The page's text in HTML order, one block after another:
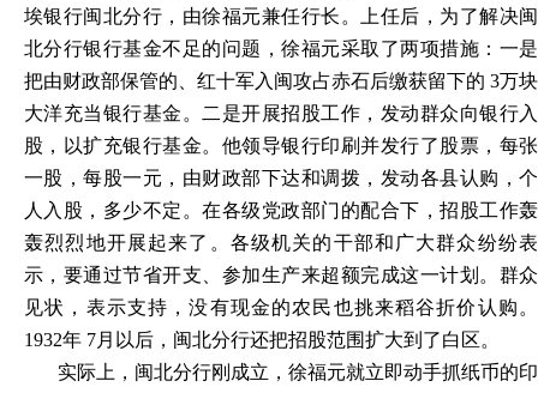
埃银行闽北分行，由徐福元兼任行长。上任后，为了解决闽
北分行银行基金不足的问题，徐福元采取了两项措施：一是
把由财政部保管的、红十军入闽攻占赤石后缴获留下的 3万块
大洋充当银行基金。二是开展招股工作，发动群众向银行入
股，以扩充银行基金。他领导银行印刷并发行了股票，每张
一股，每股一元，由财政部下达和调拨，发动各县认购，个
人入股，多少不定。在各级党政部门的配合下，招股工作轰
轰烈烈地开展起来了。各级机关的干部和广大群众纷纷表
示，要通过节省开支、参加生产来超额完成这一计划。群众
见状，表示支持，没有现金的农民也挑来稻谷折价认购。
1932年 7月以后，闽北分行还把招股范围扩大到了白区。
实际上，闽北分行刚成立，徐福元就立即动手抓纸币的印